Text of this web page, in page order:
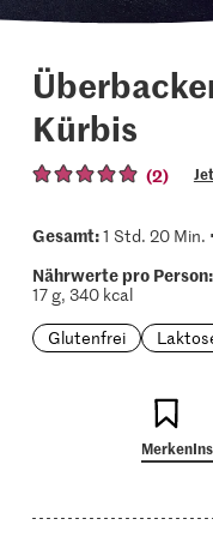
Kürbis
(2)
Gesamt:1 Std. 20 Min.
Nährwerte pro Person:
17 g, 340 kcal
Glutenfrei
Merken